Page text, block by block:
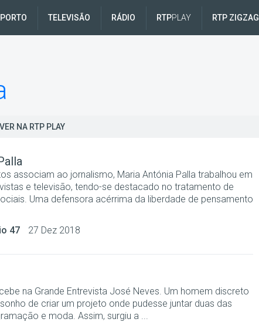
TELEVISÃO RÁDIO RTPPLAY RTP ZIGZAG
NA RTP PLAY
associam ao jornalismo, Maria Antónia Palla trabalhou em
e televisão, tendo-se destacado no tratamento de
Uma defensora acérrima da liberdade de pensamento
47 27 Dez 2018
na Grande Entrevista José Neves. Um homem discreto
de criar um projeto onde pudesse juntar duas das
e moda. Assim, surgiu a ...